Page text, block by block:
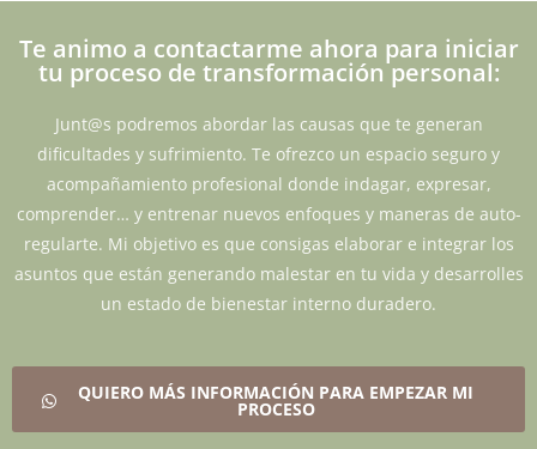
Te animo a contactarme ahora para iniciar
tu proceso de transformación personal:
Junt@s podremos abordar las causas que te generan
dificultades y sufrimiento. Te ofrezco un espacio seguro y
acompañamiento profesional donde indagar, expresar,
comprender… y entrenar nuevos enfoques y maneras de auto-
regularte. Mi objetivo es que consigas elaborar e integrar los
asuntos que están generando malestar en tu vida y desarrolles
un estado de bienestar interno duradero.
QUIERO MÁS INFORMACIÓN PARA EMPEZAR MI
PROCESO